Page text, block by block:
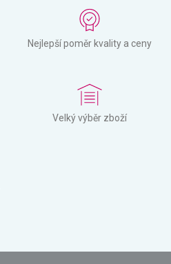
Nejlepší poměr kvality a ceny
Velký výběr zboží